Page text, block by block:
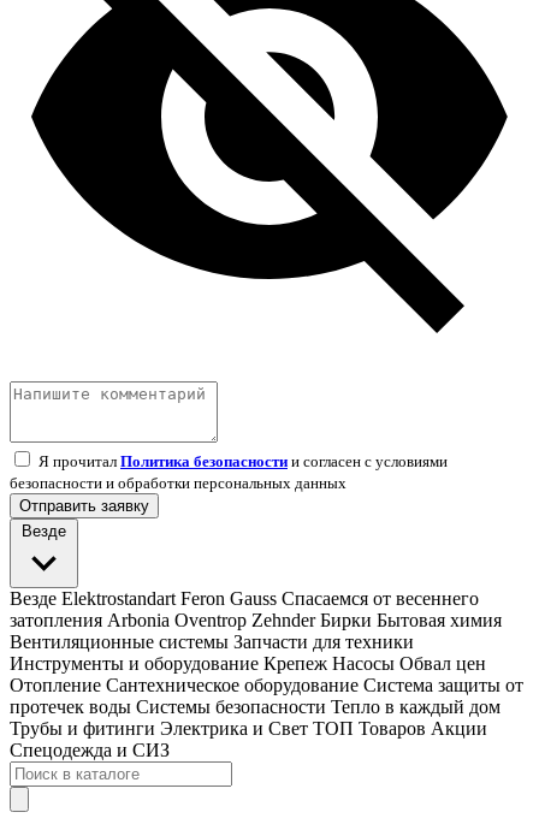
Я прочитал Политика безопасности и согласен с условиями
безопасности и обработки персональных данных
Отправить заявку
Везде
Везде Elektrostandart Feron Gauss Спасаемся от весеннего
затопления Arbonia Oventrop Zehnder Бирки Бытовая химия
Вентиляционные системы Запчасти для техники
Инструменты и оборудование Крепеж Насосы Обвал цен
Отопление Сантехническое оборудование Система защиты от
протечек воды Системы безопасности Тепло в каждый дом
Трубы и фитинги Электрика и Свет ТОП Товаров Акции
Спецодежда и СИЗ